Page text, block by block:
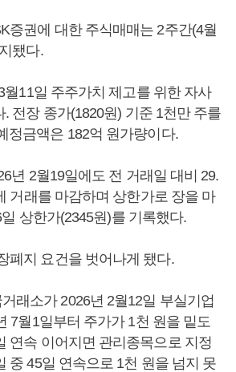
증권에 대한 주식매매는 2주간(4월
됐다.
월11일 주주가치 제고를 위한 자사
전장 종가(1820원) 기준 1천만 주를
정금액은 182억 원가량이다.
년 2월19일에도 전 거래일 대비 29.
거래를 마감하며 상한가로 장을 마
상한가(2345원)를 기록했다.
폐지 요건을 벗어나게 됐다.
래소가 2026년 2월12일 부실기업
7월1일부터 주가가 1천 원을 밑도
연속 이어지면 관리종목으로 지정
중 45일 연속으로 1천 원을 넘지 못